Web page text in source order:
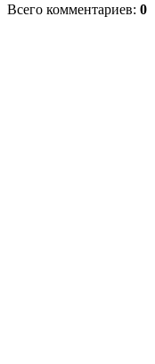
Всего комментариев: 0